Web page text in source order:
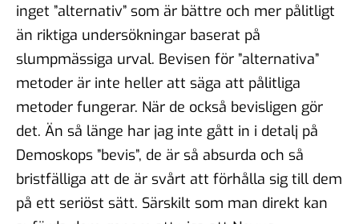
inget ”alternativ” som är bättre och mer pålitligt
än riktiga undersökningar baserat på
slumpmässiga urval. Bevisen för ”alternativa”
metoder är inte heller att säga att pålitliga
metoder fungerar. När de också bevisligen gör
det. Än så länge har jag inte gått in i detalj på
Demoskops ”bevis”, de är så absurda och så
bristfälliga att de är svårt att förhålla sig till dem
på ett seriöst sätt. Särskilt som man direkt kan